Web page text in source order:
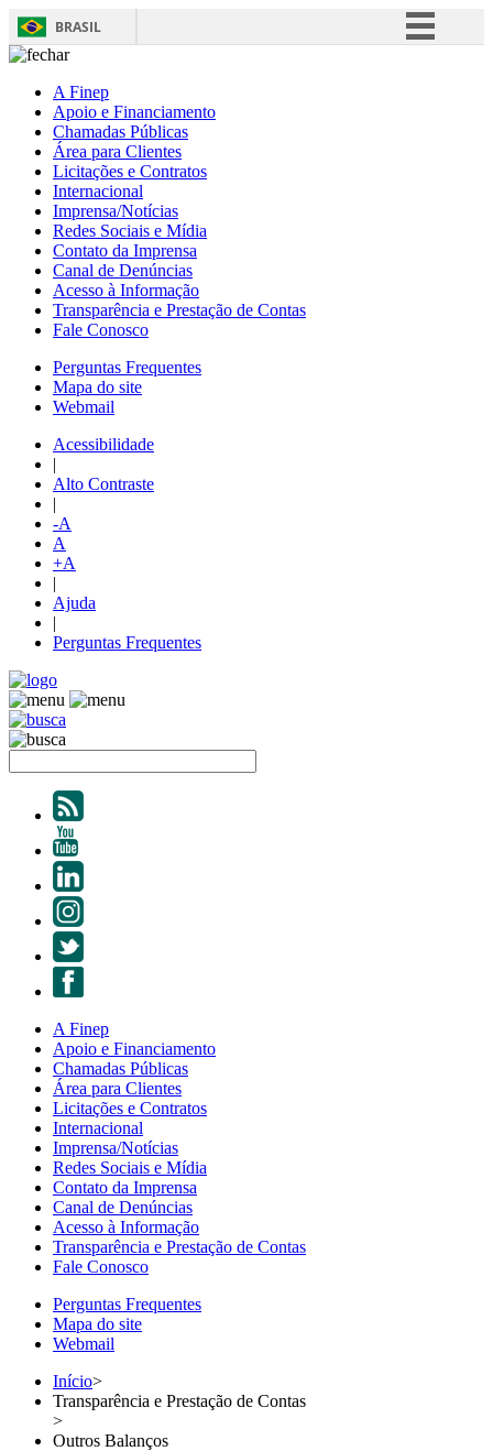
BRASIL
A Finep
Apoio e Financiamento
Chamadas Públicas
Área para Clientes
Licitações e Contratos
Internacional
Imprensa/Notícias
Redes Sociais e Mídia
Contato da Imprensa
Canal de Denúncias
Acesso à Informação
Transparência e Prestação de Contas
Fale Conosco
Perguntas Frequentes
Mapa do site
Webmail
Acessibilidade
|
Alto Contraste
|
-A
A
+A
|
Ajuda
|
Perguntas Frequentes
A Finep
Apoio e Financiamento
Chamadas Públicas
Área para Clientes
Licitações e Contratos
Internacional
Imprensa/Notícias
Redes Sociais e Mídia
Contato da Imprensa
Canal de Denúncias
Acesso à Informação
Transparência e Prestação de Contas
Fale Conosco
Perguntas Frequentes
Mapa do site
Webmail
Início>
Transparência e Prestação de Contas
>
Outros Balanços